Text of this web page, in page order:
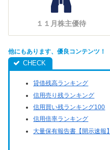
１１月株主優待
他にもあります、優良コンテンツ！
貸借残高ランキング
信用売り残ランキング
信用買い残ランキング100
信用倍率ランキング
大量保有報告書【開示速報】